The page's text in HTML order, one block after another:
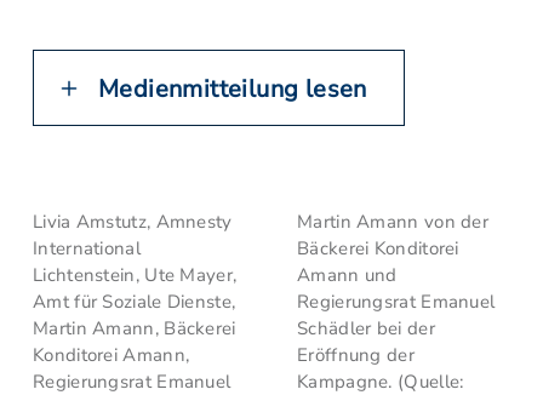
Medienmitteilung lesen
Livia Amstutz, Amnesty
International
Lichtenstein, Ute Mayer,
Amt für Soziale Dienste,
Martin Amann, Bäckerei
Konditorei Amann,
Regierungsrat Emanuel
Martin Amann von der
Bäckerei Konditorei
Amann und
Regierungsrat Emanuel
Schädler bei der
Eröffnung der
Kampagne. (Quelle: